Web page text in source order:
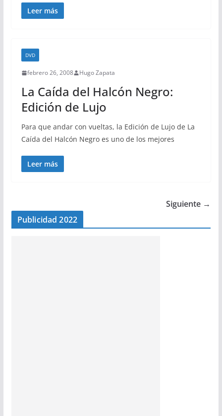
Leer más
DVD
febrero 26, 2008 Hugo Zapata
La Caída del Halcón Negro:
Edición de Lujo
Para que andar con vueltas, la Edición de Lujo de La
Caída del Halcón Negro es uno de los mejores
Leer más
Siguiente →
Publicidad 2022